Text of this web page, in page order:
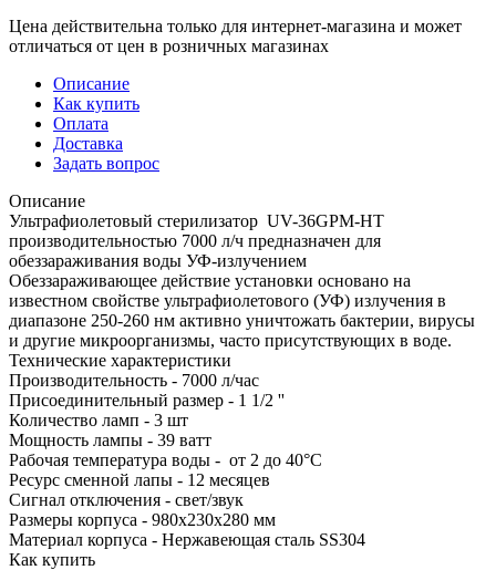
Цена действительна только для интернет-магазина и может
отличаться от цен в розничных магазинах
Описание
Как купить
Оплата
Доставка
Задать вопрос
Описание
Ультрафиолетовый стерилизатор UV-36GPM-HT
производительностью 7000 л/ч предназначен для
обеззараживания воды УФ-излучением
Обеззараживающее действие установки основано на
известном свойстве ультрафиолетового (УФ) излучения в
диапазоне 250-260 нм активно уничтожать бактерии, вирусы
и другие микроорганизмы, часто присутствующих в воде.
Технические характеристики
Производительность - 7000 л/час
Присоединительный размер - 1 1/2 ''
Количество ламп - 3 шт
Мощность лампы - 39 ватт
Рабочая температура воды - от 2 до 40°С
Ресурс сменной лапы - 12 месяцев
Сигнал отключения - свет/звук
Размеры корпуса - 980х230х280 мм
Материал корпуса - Нержавеющая сталь SS304
Как купить